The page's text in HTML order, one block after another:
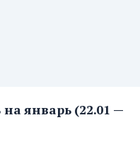
январь (22.01 —